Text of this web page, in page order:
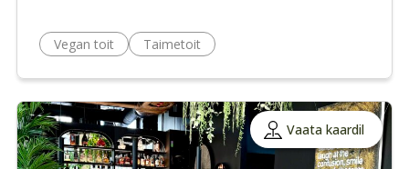
Vegan toit Taimetoit
Vaata kaardil